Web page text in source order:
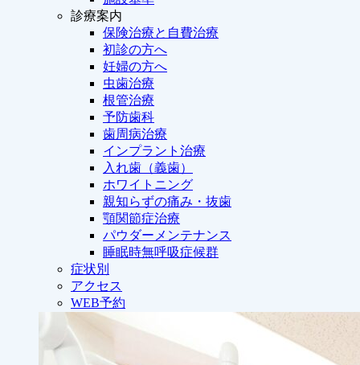
診療案内
保険治療と自費治療
初診の方へ
妊婦の方へ
虫歯治療
根管治療
予防歯科
歯周病治療
インプラント治療
入れ歯（義歯）
ホワイトニング
親知らずの痛み・抜歯
顎関節症治療
パウダーメンテナンス
睡眠時無呼吸症候群
症状別
アクセス
WEB予約